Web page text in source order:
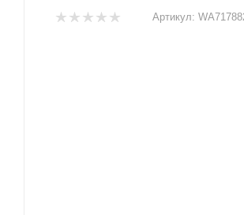
Артикул: